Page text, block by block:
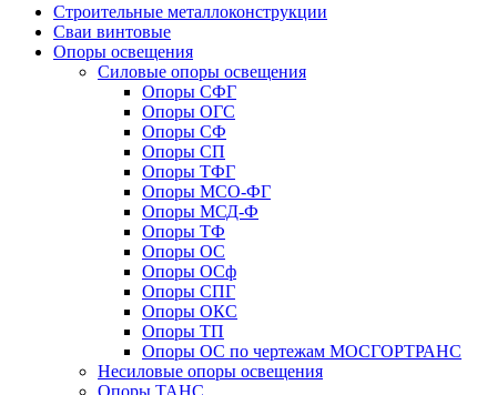
Строительные металлоконструкции
Сваи винтовые
Опоры освещения
Силовые опоры освещения
Опоры СФГ
Опоры ОГС
Опоры СФ
Опоры СП
Опоры ТФГ
Опоры МСО-ФГ
Опоры МСД-Ф
Опоры ТФ
Опоры ОС
Опоры ОСф
Опоры СПГ
Опоры ОКС
Опоры ТП
Опоры ОС по чертежам МОСГОРТРАНС
Несиловые опоры освещения
Опоры ТАНС